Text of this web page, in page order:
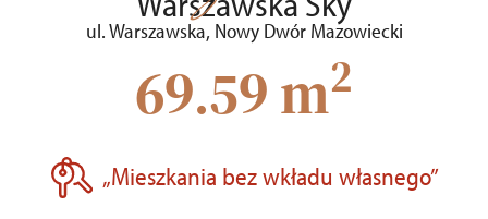
ul. Warszawska, Nowy Dwór Mazowiecki
69.59 m2
„Mieszkania bez wkładu własnego”